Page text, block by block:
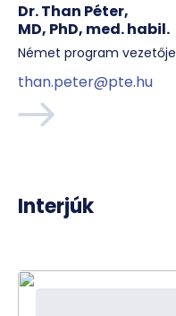
Dr. Than Péter,
MD, PhD, med. habil.
Német program vezetője
than.peter@pte.hu
Interjúk